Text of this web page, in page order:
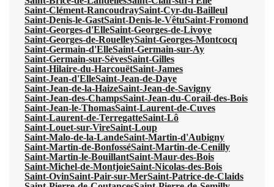
Saint-Clément-RancoudraySaint-Cyr-du-Bailleul
Saint-Denis-le-GastSaint-Denis-le-VêtuSaint-Fromond
Saint-Georges-d'ElleSaint-Georges-de-Livoye
Saint-Georges-de-RouelleySaint-Georges-Montcocq
Saint-Germain-d'ElleSaint-Germain-sur-Ay
Saint-Germain-sur-SèvesSaint-Gilles
Saint-Hilaire-du-HarcouëtSaint-James
Saint-Jean-d'ElleSaint-Jean-de-Daye
Saint-Jean-de-la-HaizeSaint-Jean-de-Savigny
Saint-Jean-des-ChampsSaint-Jean-du-Corail-des-Bois
Saint-Jean-le-ThomasSaint-Laurent-de-Cuves
Saint-Laurent-de-TerregatteSaint-Lô
Saint-Louet-sur-VireSaint-Loup
Saint-Malo-de-la-LandeSaint-Martin-d'Aubigny
Saint-Martin-de-BonfosséSaint-Martin-de-Cenilly
Saint-Martin-le-BouillantSaint-Maur-des-Bois
Saint-Michel-de-MontjoieSaint-Nicolas-des-Bois
Saint-OvinSaint-Pair-sur-MerSaint-Patrice-de-Claids